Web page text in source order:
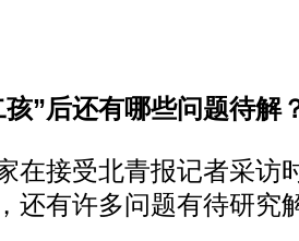
”后还有哪些问题待解
接受北青报记者采访
还有许多问题有待研究